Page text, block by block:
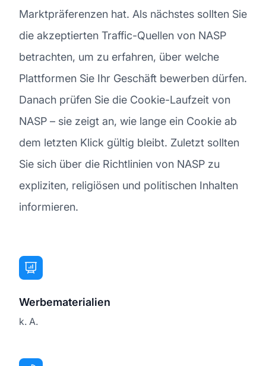
Marktpräferenzen hat. Als nächstes sollten Sie
die akzeptierten Traffic-Quellen von NASP
betrachten, um zu erfahren, über welche
Plattformen Sie Ihr Geschäft bewerben dürfen.
Danach prüfen Sie die Cookie-Laufzeit von
NASP – sie zeigt an, wie lange ein Cookie ab
dem letzten Klick gültig bleibt. Zuletzt sollten
Sie sich über die Richtlinien von NASP zu
expliziten, religiösen und politischen Inhalten
informieren.
Werbematerialien
k. A.